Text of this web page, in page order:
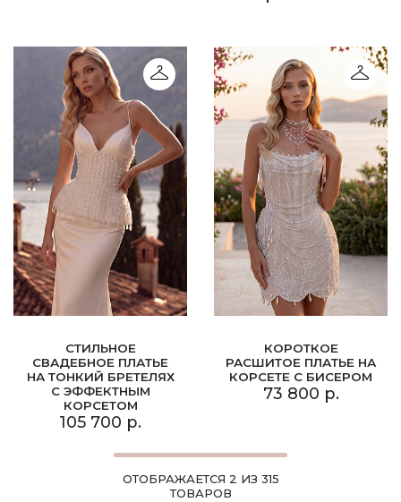
СТИЛЬНОЕ
СВАДЕБНОЕ ПЛАТЬЕ
НА ТОНКИЙ БРЕТЕЛЯХ
С ЭФФЕКТНЫМ
КОРСЕТОМ
105 700 р.
КОРОТКОЕ
РАСШИТОЕ ПЛАТЬЕ НА
КОРСЕТЕ С БИСЕРОМ
73 800 р.
ОТОБРАЖАЕТСЯ 2 ИЗ 315
ТОВАРОВ